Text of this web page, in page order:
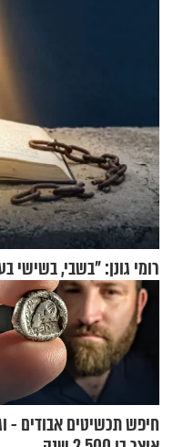
רומי גונן: "בשבי,
חיפש תכשיטים אבודים -